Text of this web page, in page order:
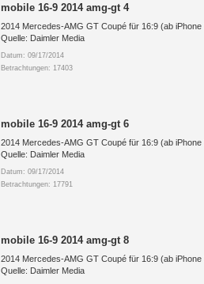
mobile 16-9 2014 amg-gt 4
2014 Mercedes-AMG GT Coupé für 16:9 (ab iPhone
Quelle: Daimler Media
Datum: 09/17/2014
Betrachtungen: 17403
mobile 16-9 2014 amg-gt 6
2014 Mercedes-AMG GT Coupé für 16:9 (ab iPhone
Quelle: Daimler Media
Datum: 09/17/2014
Betrachtungen: 17791
mobile 16-9 2014 amg-gt 8
2014 Mercedes-AMG GT Coupé für 16:9 (ab iPhone
Quelle: Daimler Media